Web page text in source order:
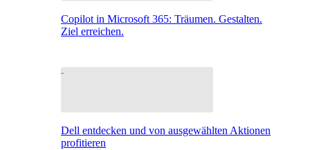
Copilot in Microsoft 365: Träumen. Gestalten.
Ziel erreichen.
Dell entdecken und von ausgewählten Aktionen
profitieren